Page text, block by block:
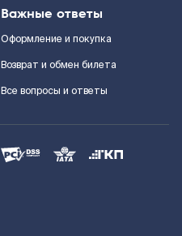
Важные ответы
Оформление и покупка
Возврат и обмен билета
Все вопросы и ответы